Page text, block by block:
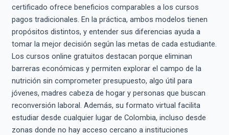
certificado ofrece beneficios comparables a los cursos
pagos tradicionales. En la práctica, ambos modelos tienen
propósitos distintos, y entender sus diferencias ayuda a
tomar la mejor decisión según las metas de cada estudiante.
Los cursos online gratuitos destacan porque eliminan
barreras económicas y permiten explorar el campo de la
nutrición sin comprometer presupuesto, algo útil para
jóvenes, madres cabeza de hogar y personas que buscan
reconversión laboral. Además, su formato virtual facilita
estudiar desde cualquier lugar de Colombia, incluso desde
zonas donde no hay acceso cercano a instituciones